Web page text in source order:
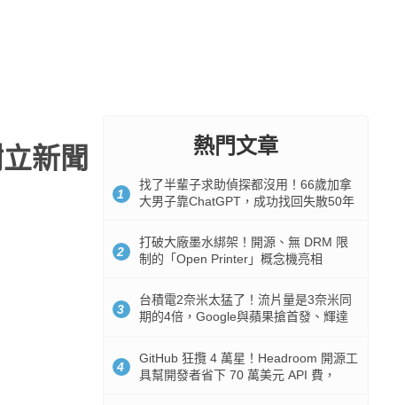
新聞
熱門文章
1
找了半輩子求助偵探都沒用！66歲加拿
大男子靠ChatGPT，成功找回失散50年
2
打破大廠墨水綁架！開源、無 DRM 限
制的「Open Printer」概念機亮相
3
台積電2奈米太猛了！流片量是3奈米同
期的4倍，Google與蘋果搶首發、輝達
4
GitHub 狂攬 4 萬星！Headroom 開源工
具幫開發者省下 70 萬美元 API 費，